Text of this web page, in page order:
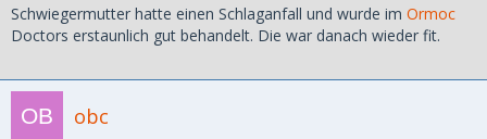
Schwiegermutter hatte einen Schlaganfall und wurde im Ormoc
Doctors erstaunlich gut behandelt. Die war danach wieder fit.
obc